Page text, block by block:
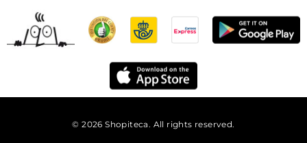
© 2026 Shopiteca. All rights reserved.